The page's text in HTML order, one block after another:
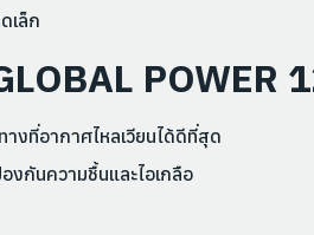
เล็ก
POWER
งที่อากาศไหลเวียนได้ดีที่สุด
งกันความชื้นและไอเกลือ